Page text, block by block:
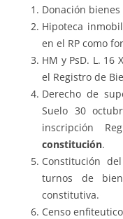
Donación
Hipoteca
en el RP como
HM y PsD. L. 16
el Registro de
Derecho de
Suelo 30
inscripción
constitución.
Constitución
turnos de
constitutiva.
Censo